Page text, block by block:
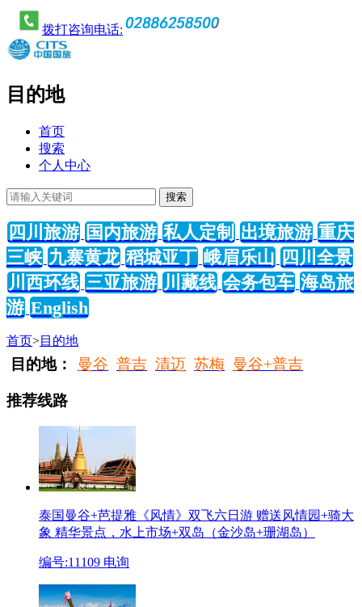
拨打咨询电话:
目的地
首页
搜索
个人中心
四川旅游 国内旅游 私人定制 出境旅游 重庆
三峡 九寨黄龙 稻城亚丁 峨眉乐山 四川全景
川西环线 三亚旅游 川藏线 会务包车 海岛旅
游 English
首页>目的地
目的地： 曼谷 普吉 清迈 苏梅 曼谷+普吉
推荐线路
泰国曼谷+芭提雅《风情》双飞六日游 赠送风情园+骑大
象 精华景点，水上市场+双岛（金沙岛+珊湖岛）
编号:11109 电询